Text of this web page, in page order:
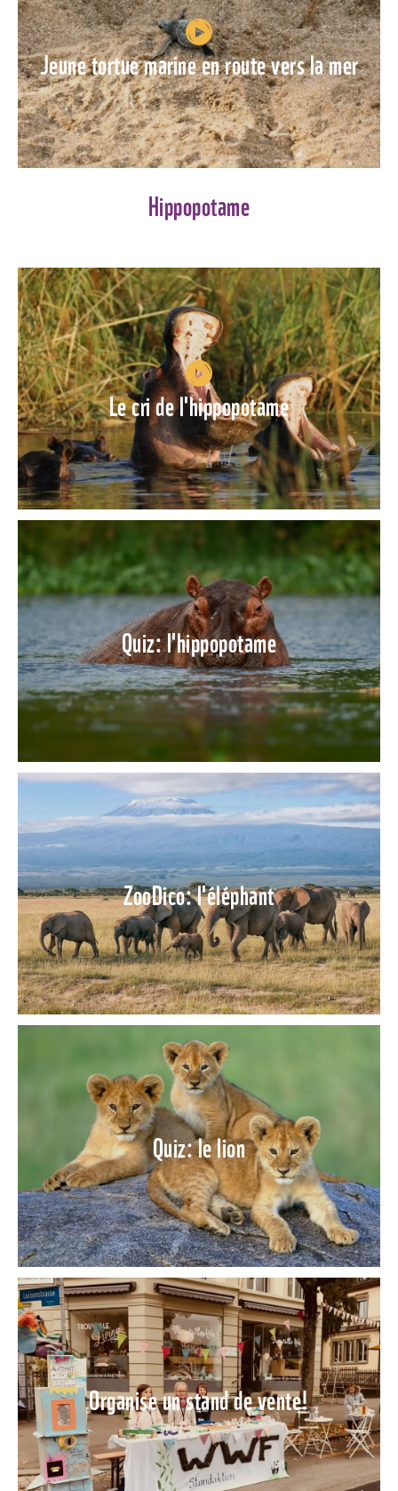
Jeune tortue marine en route vers la mer
Hippopotame
Le cri de l'hippopotame
Quiz: l'hippopotame
ZooDico: l'éléphant
Quiz: le lion
Organise un stand de vente!